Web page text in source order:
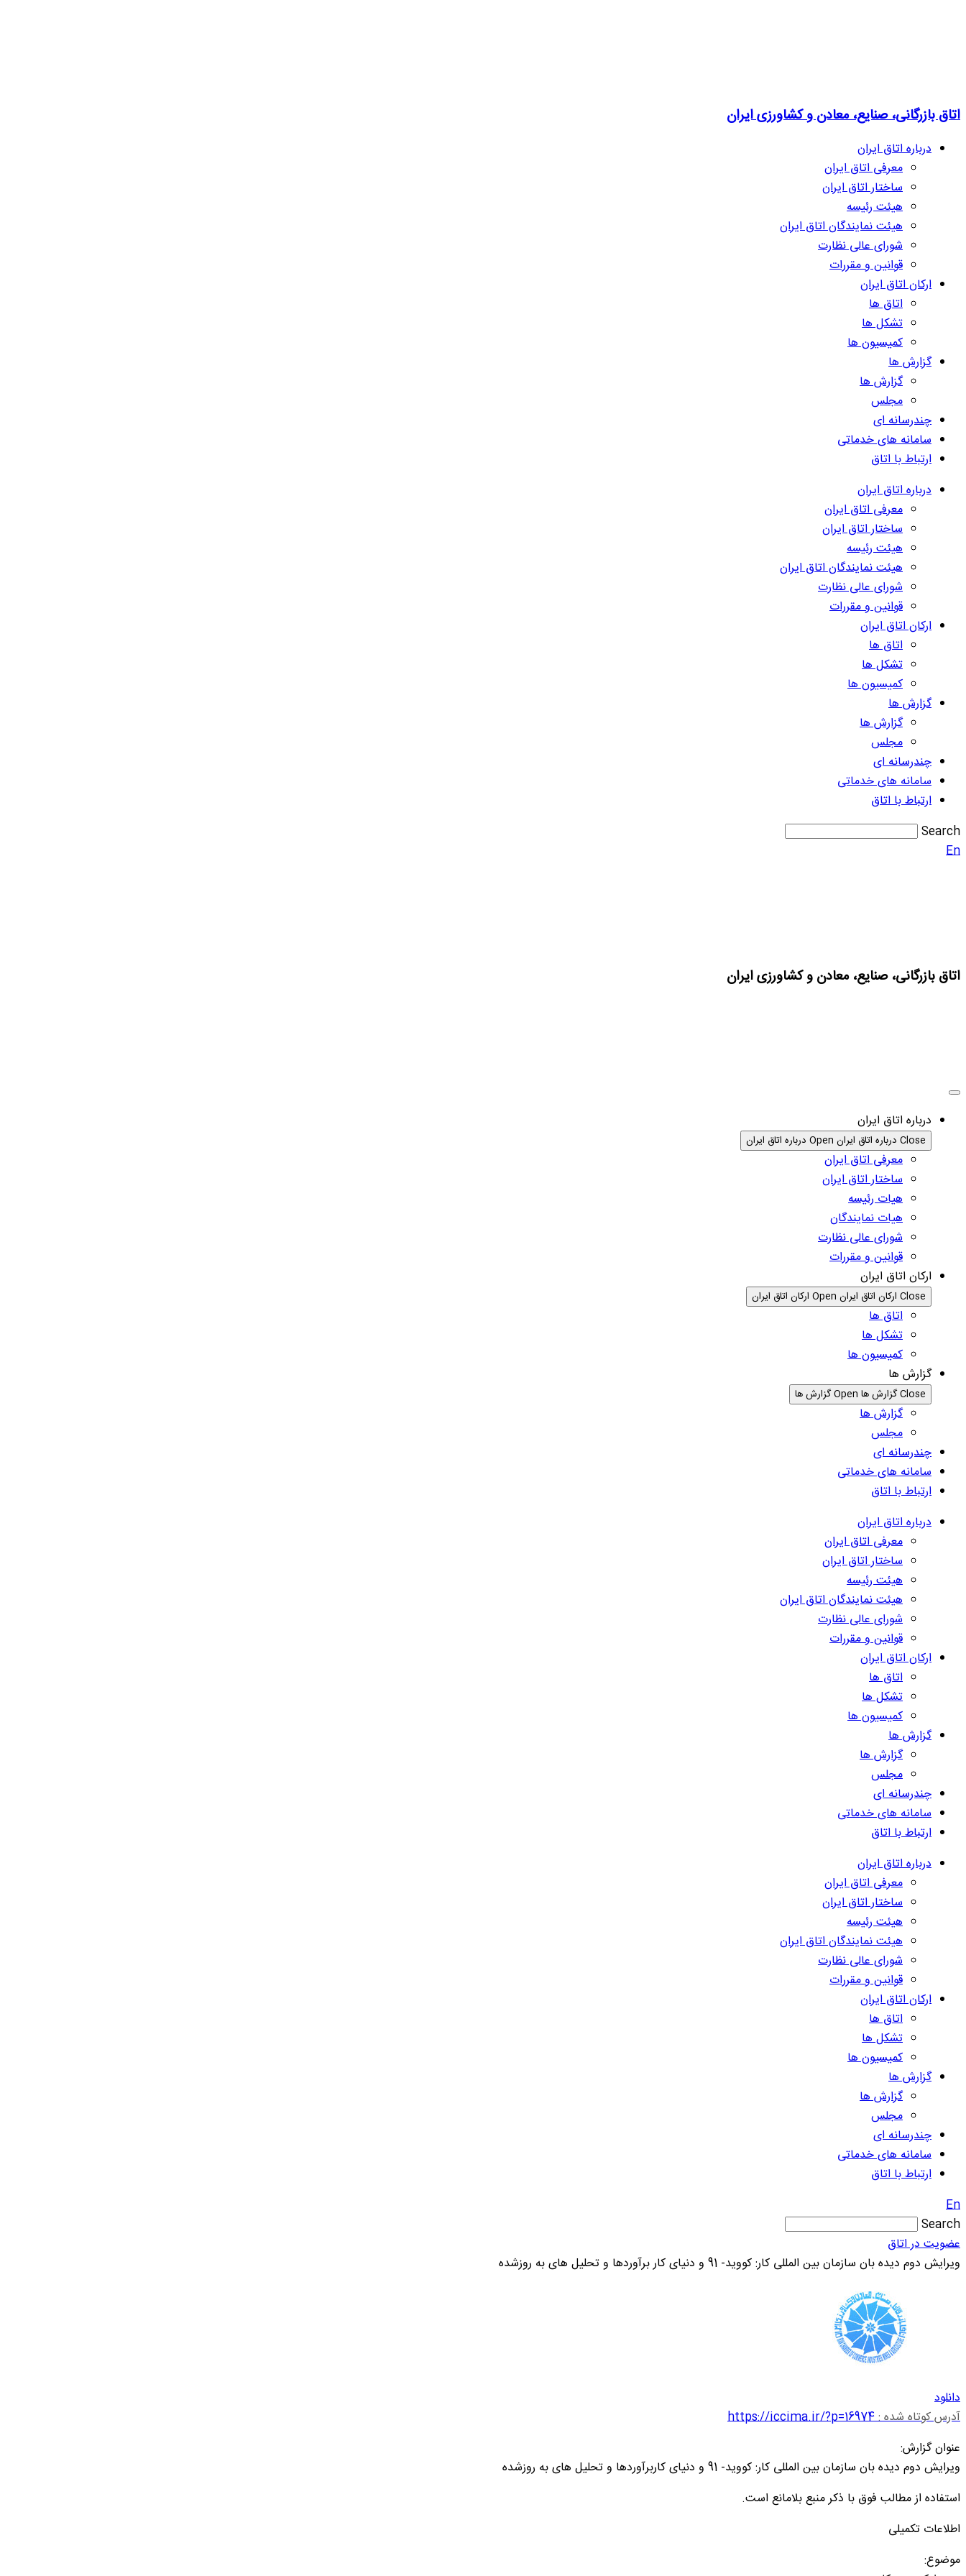
اتاق بازرگانی، صنایع، معادن و کشاورزی ایران
درباره اتاق ایران
معرفی اتاق ایران
ساختار اتاق ایران
هیئت رئیسه
هیئت نمایندگان اتاق ایران
شورای عالی نظارت
قوانین و مقررات
ارکان اتاق ایران
اتاق ها
تشکل ها
کمیسیون ها
گزارش ها
گزارش ها
مجلس
چندرسانه ای
سامانه های خدماتی
ارتباط با اتاق
درباره اتاق ایران
معرفی اتاق ایران
ساختار اتاق ایران
هیئت رئیسه
هیئت نمایندگان اتاق ایران
شورای عالی نظارت
قوانین و مقررات
ارکان اتاق ایران
اتاق ها
تشکل ها
کمیسیون ها
گزارش ها
گزارش ها
مجلس
چندرسانه ای
سامانه های خدماتی
ارتباط با اتاق
Search
En
اتاق بازرگانی، صنایع، معادن و کشاورزی ایران
درباره اتاق ایران
Close درباره اتاق ایران Open درباره اتاق ایران
معرفی اتاق ایران
ساختار اتاق ایران
هیات رئیسه
هیات نمایندگان
شورای عالی نظارت
قوانین و مقررات
ارکان اتاق ایران
Close ارکان اتاق ایران Open ارکان اتاق ایران
اتاق ها
تشکل ها
کمیسیون ها
گزارش ها
Close گزارش ها Open گزارش ها
گزارش ها
مجلس
چندرسانه ای
سامانه های خدماتی
ارتباط با اتاق
درباره اتاق ایران
معرفی اتاق ایران
ساختار اتاق ایران
هیئت رئیسه
هیئت نمایندگان اتاق ایران
شورای عالی نظارت
قوانین و مقررات
ارکان اتاق ایران
اتاق ها
تشکل ها
کمیسیون ها
گزارش ها
گزارش ها
مجلس
چندرسانه ای
سامانه های خدماتی
ارتباط با اتاق
درباره اتاق ایران
معرفی اتاق ایران
ساختار اتاق ایران
هیئت رئیسه
هیئت نمایندگان اتاق ایران
شورای عالی نظارت
قوانین و مقررات
ارکان اتاق ایران
اتاق ها
تشکل ها
کمیسیون ها
گزارش ها
گزارش ها
مجلس
چندرسانه ای
سامانه های خدماتی
ارتباط با اتاق
En
Search
عضویت در اتاق
ویرایش دوم دیده بان سازمان بین المللی کار: کووید- 91 و دنیای کار برآوردها و تحلیل های به روزشده
دانلود
آدرس کوتاه شده :https://iccima.ir/?p=16974
عنوان گزارش:
ویرایش دوم دیده بان سازمان بین المللی کار: کووید- 91 و دنیای کاربرآوردها و تحلیل های به روزشده
استفاده از مطالب فوق با ذکر منبع بلامانع است.
اطلاعات تکمیلی
موضوع: